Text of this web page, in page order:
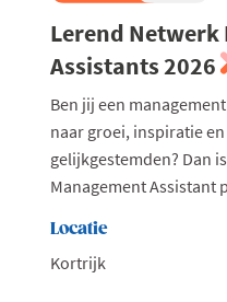
Lerend
Assistants 2026
Ben jij een
naar groei, inspiratie
gelijkgestemden? Dan
Management Assistant
Locatie
Kortrijk